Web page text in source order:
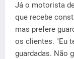
Já o motorista
que recebe
mas prefere
os clientes. "Eu
guardadas. Não